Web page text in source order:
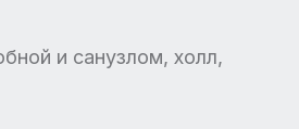
и санузлом, холл,